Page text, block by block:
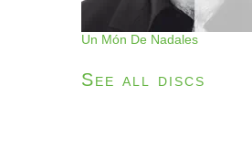
Un Món De Nadales
See all discs